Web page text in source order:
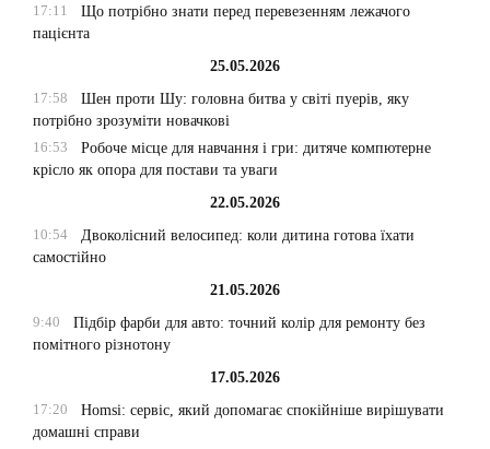
17:11
Що потрібно знати перед перевезенням лежачого
пацієнта
25.05.2026
17:58
Шен проти Шу: головна битва у світі пуерів, яку
потрібно зрозуміти новачкові
16:53
Робоче місце для навчання і гри: дитяче компютерне
крісло як опора для постави та уваги
22.05.2026
10:54
Двоколісний велосипед: коли дитина готова їхати
самостійно
21.05.2026
9:40
Підбір фарби для авто: точний колір для ремонту без
помітного різнотону
17.05.2026
17:20
Homsi: сервіс, який допомагає спокійніше вирішувати
домашні справи